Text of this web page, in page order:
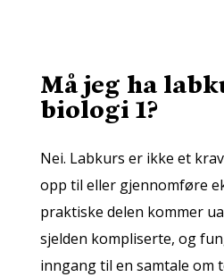
Må jeg ha
biologi 1?
Nei. Labkurs er ikke et
opp til eller gjennomføre
praktiske delen kommer
sjelden kompliserte, og
inngang til en samtale om